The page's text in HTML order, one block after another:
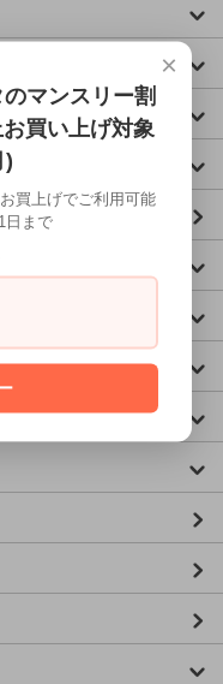
×
マンスリー割
買い上げ対象
)
買上げでご利用可能
日まで